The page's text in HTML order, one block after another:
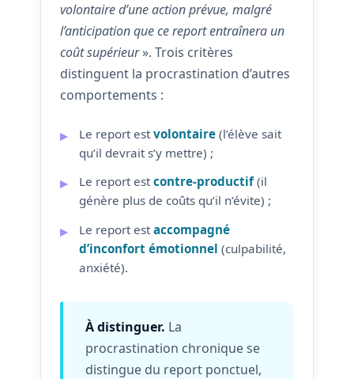
volontaire d’une action prévue, malgré
l’anticipation que ce report entraînera un
coût supérieur». Trois critères
distinguent la procrastination d’autres
comportements :
Le report est volontaire(l’élève sait
qu’il devrait s’y mettre) ;
Le report est contre-productif(il
génère plus de coûts qu’il n’évite) ;
Le report est accompagné
d’inconfort émotionnel (culpabilité,
anxiété).
À distinguer. La
procrastination chronique se
distingue du report ponctuel,